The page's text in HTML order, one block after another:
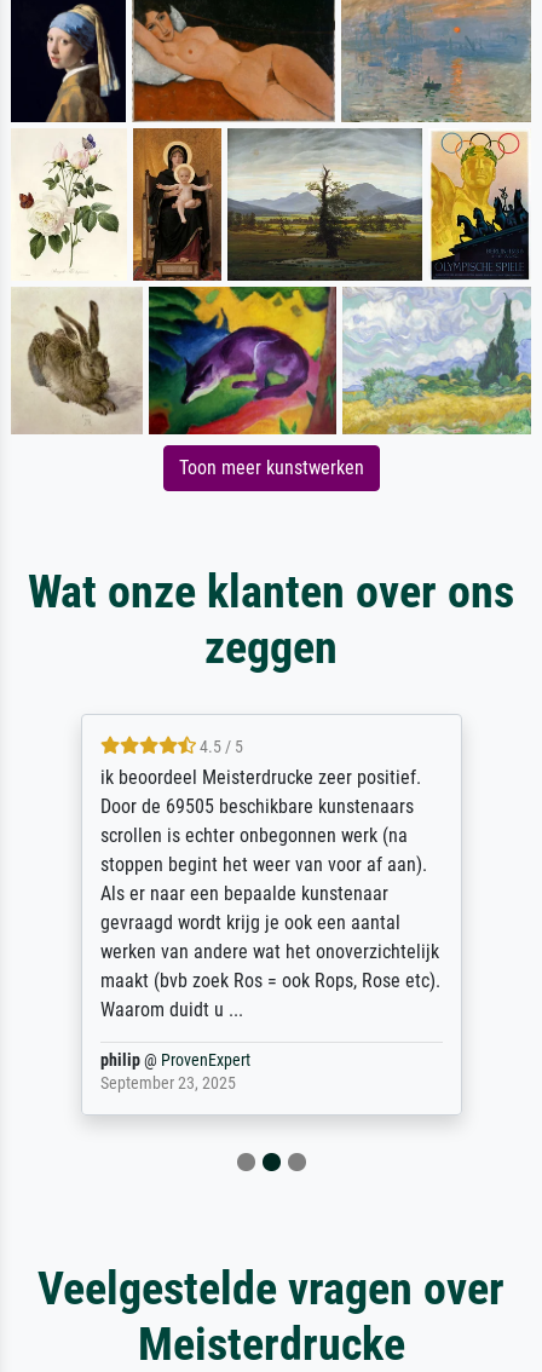
Toon meer kunstwerken
Wat onze klanten over ons
zeggen
4.5 / 5
ik beoordeel Meisterdrucke zeer positief.
Door de 69505 beschikbare kunstenaars
scrollen is echter onbegonnen werk (na
stoppen begint het weer van voor af aan).
Als er naar een bepaalde kunstenaar
gevraagd wordt krijg je ook een aantal
werken van andere wat het onoverzichtelijk
maakt (bvb zoek Ros = ook Rops, Rose etc).
Waarom duidt u ...
philip@ ProvenExpert
September 23, 2025
Veelgestelde vragen over
Meisterdrucke